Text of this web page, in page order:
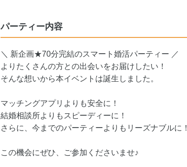
パーティー内容
＼ 新企画★70分完結のスマート婚活パーティー ／
よりたくさんの方との出会いをお届けしたい！
そんな想いから本イベントは誕生しました。
マッチングアプリよりも安全に！
結婚相談所よりもスピーディーに！
さらに、今までのパーティーよりもリーズナブルに！
この機会にぜひ、ご参加くださいませ♪